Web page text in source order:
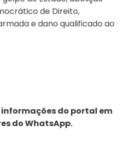
de Direito,
e dano qualificado ao
do portal em
do WhatsApp.